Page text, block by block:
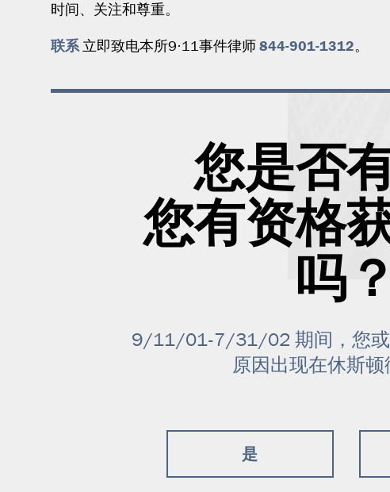
时间、关注和尊重。
联系立即致电本所9·11事件律师 844-901-1312。
您是否
您有资格
吗？
9/11/01-7/31/02 期间，您或
原因出现在休斯顿
是